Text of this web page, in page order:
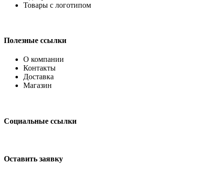
Товары с логотипом
Полезные ссылки
О компании
Контакты
Доставка
Магазин
Социальные ссылки
Оставить заявку